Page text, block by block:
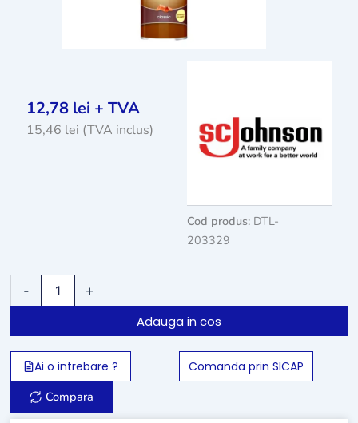
12,78 lei + TVA
15,46 lei (TVA inclus)
Cod produs: DTL-
203329
-
Classic
300ML
+
Adauga in cos
Ai o intrebare ?
Comanda prin SICAP
Compara